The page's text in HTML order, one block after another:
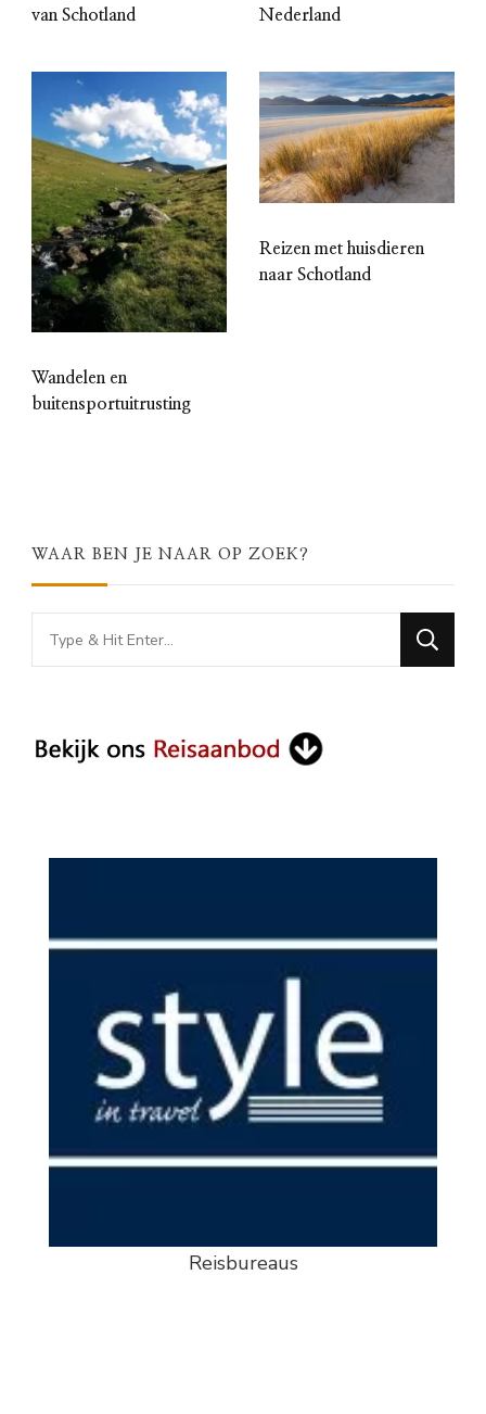
van Schotland
Nederland
Wandelen en
buitensportuitrusting
Reizen met huisdieren
naar Schotland
WAAR BEN JE NAAR OP ZOEK?
Looking
for
Reisbureaus